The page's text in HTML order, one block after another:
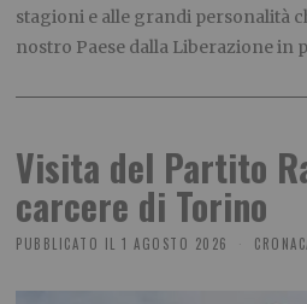
stagioni e alle grandi personalità
nostro Paese dalla Liberazione in
Visita del Partito
carcere di Torino
PUBBLICATO IL 1 AGOSTO 2026